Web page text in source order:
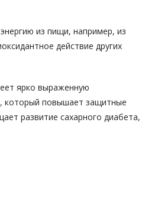
из пищи, например, из
действие других
ярко выраженную
который повышает защитные
развитие сахарного диабета,